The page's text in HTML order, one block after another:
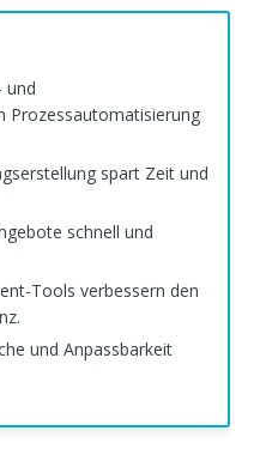
und
Prozessautomatisierung
spart Zeit und
schnell und
Tools verbessern den
und Anpassbarkeit